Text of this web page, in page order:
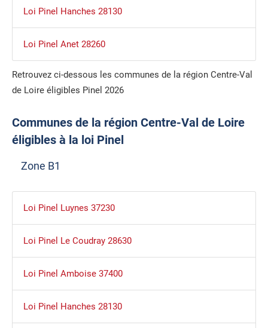
Loi Pinel Hanches 28130
Loi Pinel Anet 28260
Retrouvez ci-dessous les communes de la région Centre-Val
de Loire éligibles Pinel 2026
Communes de la région Centre-Val de Loire
éligibles à la loi Pinel
Zone B1
Loi Pinel Luynes 37230
Loi Pinel Le Coudray 28630
Loi Pinel Amboise 37400
Loi Pinel Hanches 28130